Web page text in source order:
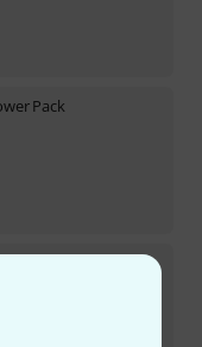
Pack